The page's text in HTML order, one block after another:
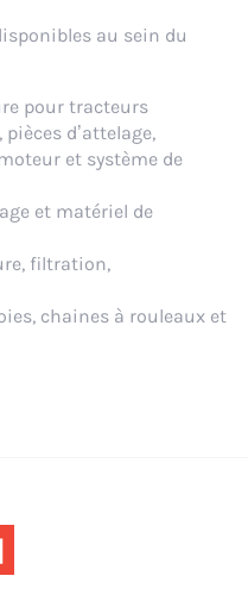
au sein du
pour tracteurs
d’attelage,
et système de
et matériel de
filtration,
chaines à rouleaux et